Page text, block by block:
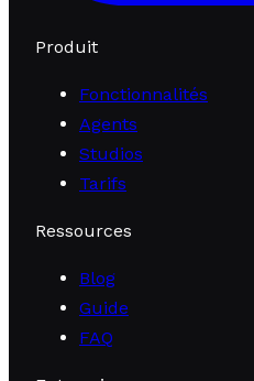
Produit
Fonctionnalités
Agents
Studios
Tarifs
Ressources
Blog
Guide
FAQ